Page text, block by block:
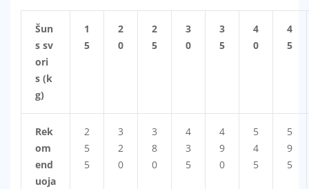
Šun
s sv
ori
s(k
g)
1
5
2
0
2
5
3
0
3
5
4
0
4
5
Rek
om
end
uoja
2
5
5
3
2
0
3
8
0
4
3
5
4
9
0
5
4
5
5
9
5